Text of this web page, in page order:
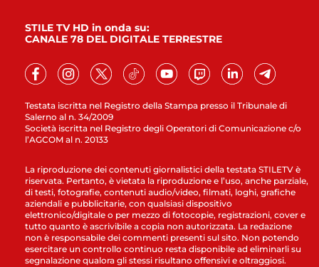
Testata iscritta nel Registro della Stampa presso il Tribunale di
Salerno al n. 34/2009
Società iscritta nel Registro degli Operatori di Comunicazione c/o
l’AGCOM al n. 20133
STILE TV HD in onda su:
CANALE 78 DEL DIGITALE TERRESTRE
La riproduzione dei contenuti giornalistici della testata STILETV è
riservata. Pertanto, è vietata la riproduzione e l’uso, anche parziale,
di testi, fotografie, contenuti audio/video, filmati, loghi, grafiche
aziendali e pubblicitarie, con qualsiasi dispositivo
elettronico/digitale o per mezzo di fotocopie, registrazioni, cover e
tutto quanto è ascrivibile a copia non autorizzata. La redazione
non è responsabile dei commenti presenti sul sito. Non potendo
esercitare un controllo continuo resta disponibile ad eliminarli su
segnalazione qualora gli stessi risultano offensivi e oltraggiosi.